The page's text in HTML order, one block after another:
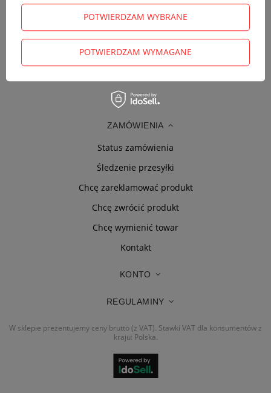
ZADAJ PYTANIE
OPINIE
ZAMÓWIENIA
Status zamówienia
Śledzenie przesyłki
Chcę zareklamować produkt
Chcę zwrócić produkt
Chcę wymienić towar
Kontakt
KONTO
REGULAMINY
W sklepie prezentujemy ceny brutto (z VAT). Stawki VAT dla konsumentów z
kraju: Polska.
POTWIERDZAM WYBRANE
POTWIERDZAM WYMAGANE